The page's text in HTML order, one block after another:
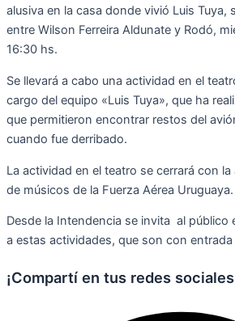
alusiva en la casa donde vivió Luis Tuya,
entre Wilson Ferreira Aldunate y Rodó,
16:30 hs.
Se llevará a cabo una actividad en el
cargo del equipo «Luis Tuya», que ha
que permitieron encontrar restos del
cuando fue derribado.
La actividad en el teatro se cerrará con
de músicos de la Fuerza Aérea Uruguaya.
Desde la Intendencia se invita al público
a estas actividades, que son con entrada
¡Compartí en tus redes